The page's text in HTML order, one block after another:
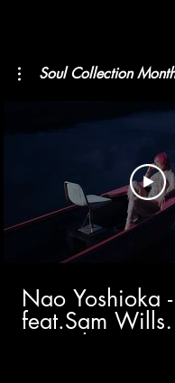
Soul Collection
Nao Yoshioka
feat.Sam Wills
(Visualizer)